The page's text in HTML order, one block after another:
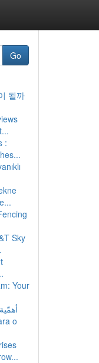
Go
될까
:
Sky
Your
o